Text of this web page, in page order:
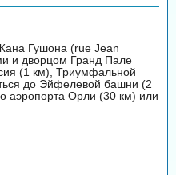
Гушона (rue Jean
и дворцом Гранд Пале
(1 км), Триумфальной
до Эйфелевой башни (2
аэропорта Орли (30 км) или